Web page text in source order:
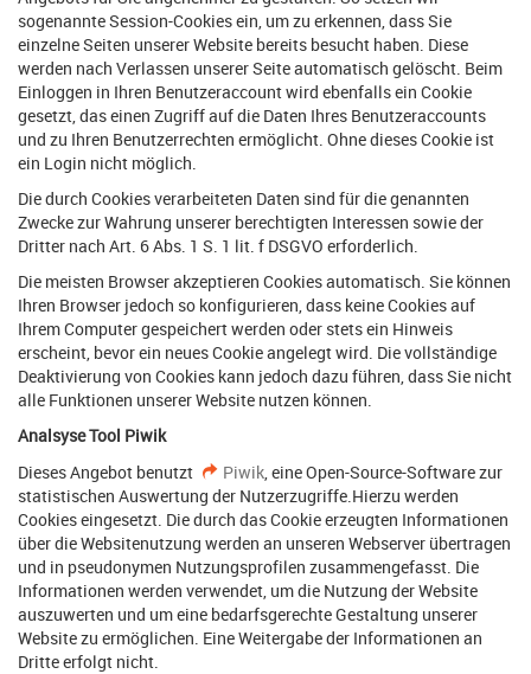
sogenannte Session-Cookies ein, um zu erkennen, dass Sie
einzelne Seiten unserer Website bereits besucht haben. Diese
werden nach Verlassen unserer Seite automatisch gelöscht. Beim
Einloggen in Ihren Benutzeraccount wird ebenfalls ein Cookie
gesetzt, das einen Zugriff auf die Daten Ihres Benutzeraccounts
und zu Ihren Benutzerrechten ermöglicht. Ohne dieses Cookie ist
ein Login nicht möglich.
Die durch Cookies verarbeiteten Daten sind für die genannten
Zwecke zur Wahrung unserer berechtigten Interessen sowie der
Dritter nach Art. 6 Abs. 1 S. 1 lit. f DSGVO erforderlich.
Die meisten Browser akzeptieren Cookies automatisch. Sie können
Ihren Browser jedoch so konfigurieren, dass keine Cookies auf
Ihrem Computer gespeichert werden oder stets ein Hinweis
erscheint, bevor ein neues Cookie angelegt wird. Die vollständige
Deaktivierung von Cookies kann jedoch dazu führen, dass Sie nicht
alle Funktionen unserer Website nutzen können.
Analsyse Tool Piwik
Dieses Angebot benutzt
Piwik, eine Open-Source-Software zur
statistischen Auswertung der Nutzerzugriffe.Hierzu werden
Cookies eingesetzt. Die durch das Cookie erzeugten Informationen
über die Websitenutzung werden an unseren Webserver übertragen
und in pseudonymen Nutzungsprofilen zusammengefasst. Die
Informationen werden verwendet, um die Nutzung der Website
auszuwerten und um eine bedarfsgerechte Gestaltung unserer
Website zu ermöglichen. Eine Weitergabe der Informationen an
Dritte erfolgt nicht.